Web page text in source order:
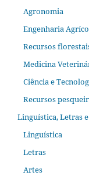
Agronomia
Engenharia
Recursos
Medicina
Ciência e
Recursos
Linguística, Letras
Linguística
Letras
Artes